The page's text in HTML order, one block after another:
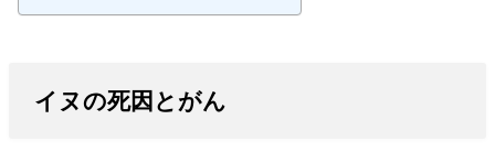
イヌの死因とがん